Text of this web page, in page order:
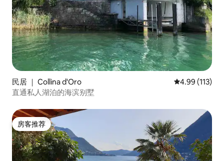
民居 ｜ Collina d'Oro 平均评分 4.99
4.99 (113)
直通私人湖泊的海滨别墅
房客推荐
房客推荐